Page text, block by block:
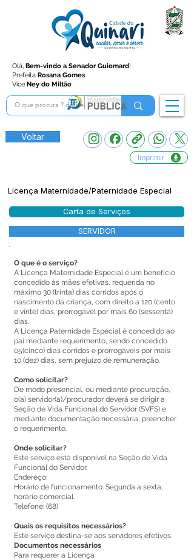
Olá, Bem-vindo a Senador Guiomard!
Prefeita Rosana Gomes
Vice Ney do Miltão
Voltar
Imprimir
Licença Maternidade/Paternidade Especial
Carta de Serviços
SERVIDOR
O que é o serviço?
A Licença Maternidade Especial é um benefício
concedido às mães efetivas, requerida no
máximo 30 (trinta) dias corridos após o
nascimento da criança, com direito a 120 (cento
e vinte) dias, prorrogável por mais 60 (sessenta)
dias.
A Licença Paternidade Especial é concedido ao
pai mediante requerimento, sendo concedido
05(cinco) dias corridos e prorrogáveis por mais
10 (dez) dias, sem prejuízo de remuneração.
Como solicitar?
De modo presencial, ou mediante procuração,
o(a) servidor(a)/procurador deverá se dirigir a
Seção de Vida Funcional do Servidor (SVFS) e,
mediante documentação necessária, preencher
o requerimento.
Onde solicitar?
Este serviço está disponível na Seção de Vida
Funcional do Servidor.
Endereço:
Horário de funcionamento: Segunda a sexta,
horário comercial.
Telefone: (68)
Quais os requisitos necessários?
Este serviço destina-se aos servidores efetivos.
Documentos necessários
Para requerer a Licença